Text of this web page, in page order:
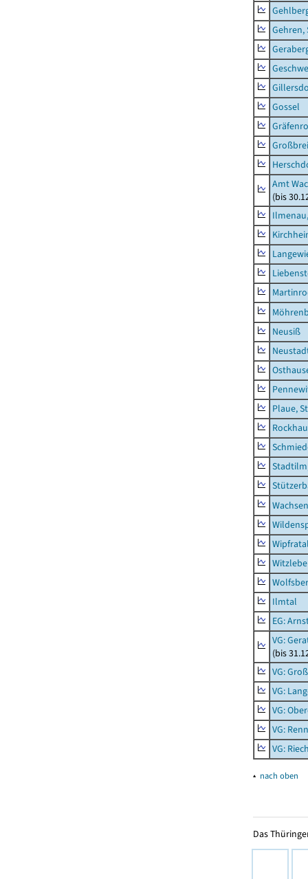
Gehren,
Gossel
Amt
(bis
Neusiß
Plaue,
Ilmtal
EG:
VG:
(bis
VG:
VG:
VG:
VG:
VG:
▴ nach oben
Das